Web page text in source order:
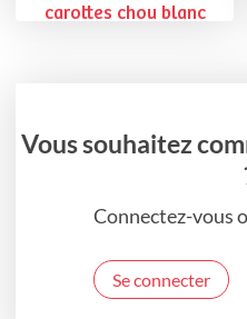
carottes chou blanc
Vous souhaitez
Connectez-vous
Se connecter